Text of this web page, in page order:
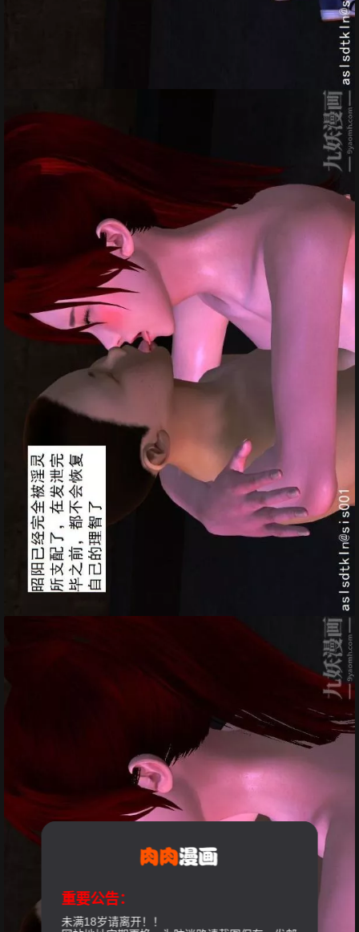
重要公告：
未满18岁请离开！！